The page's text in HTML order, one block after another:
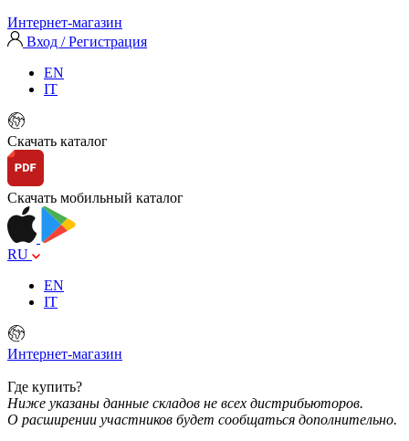
Интернет-магазин
Вход / Регистрация
EN
IT
Скачать каталог
Скачать мобильный каталог
RU
EN
IT
Интернет-магазин
Где купить?
Ниже указаны данные складов не всех дистрибьюторов.
О расширении участников будет сообщаться дополнительно.